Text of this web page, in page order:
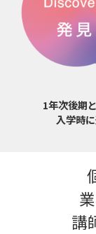
1年次後期
入学時
講